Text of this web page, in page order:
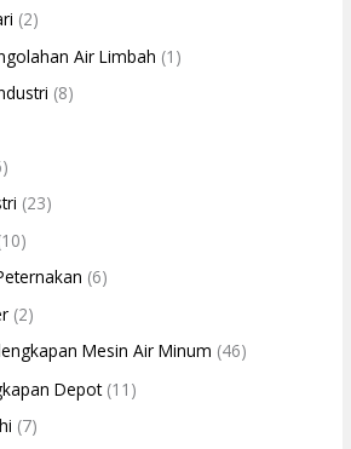
(2)
Air Limbah (1)
(8)
(23)
(6)
(2)
Mesin Air Minum (46)
Depot(11)
(7)